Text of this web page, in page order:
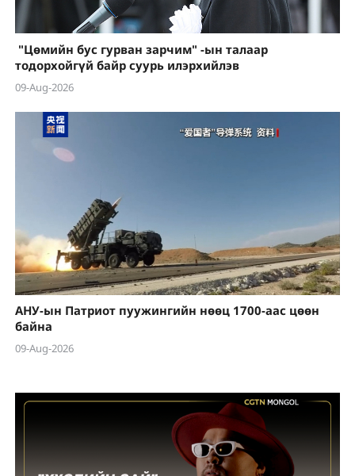
"Цөмийн бус гурван зарчим" -ын талаар
тодорхойгүй байр суурь илэрхийлэв
09-Aug-2026
АНУ-ын Патриот пуужингийн нөөц 1700-аас цөөн
байна
09-Aug-2026